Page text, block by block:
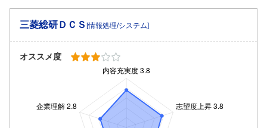
三菱総研ＤＣＳ [情報処理/システム]
オススメ度